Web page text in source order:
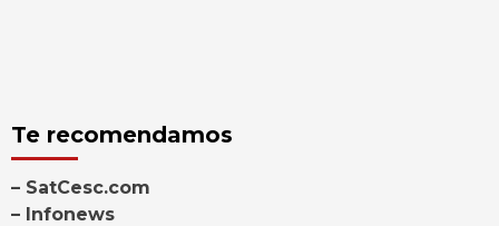
Te recomendamos
– SatCesc.com
– Infonews